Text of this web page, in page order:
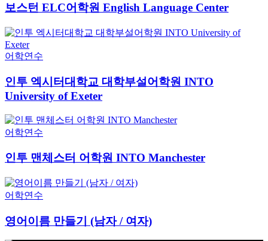
보스턴 ELC어학원 English Language Center
어학연수
인투 엑시터대학교 대학부설어학원 INTO
University of Exeter
어학연수
인투 맨체스터 어학원 INTO Manchester
어학연수
영어이름 만들기 (남자 / 여자)